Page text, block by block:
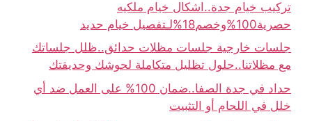
تركيب خيام جدة..اشكال خيام ملكيه
حصرية100%وخصم18%لـتفصيل خيام حديد
جلسات خارجية جلسات مظلات حدائق..ظلل جلساتك
مع مظلاتنا..حلول تظليل متكاملة لحوشك وحديقتك
حداد في جدة الصفا..ضمان 100% على العمل ضد أي
خلل في اللحام أو التثبيت